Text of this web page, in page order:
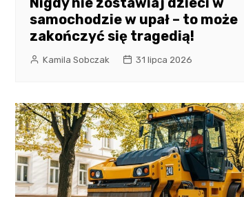
samochodzie w upał – to może
zakończyć się tragedią!
Kamila Sobczak 31 lipca 2026